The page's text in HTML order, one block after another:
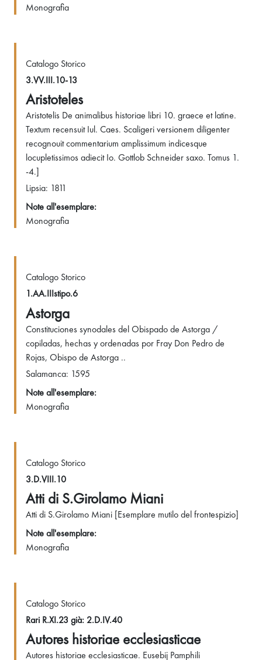
Monografia
Catalogo Storico
3.VV.III.10-13
Aristoteles
Aristotelis De animalibus historiae libri 10. graece et latine.
Textum recensuit Iul. Caes. Scaligeri versionem diligenter
recognouit commentarium amplissimum indicesque
locupletissimos adiecit Io. Gottlob Schneider saxo. Tomus 1.
-4.]
Lipsia: 1811
Note all'esemplare:
Monografia
Catalogo Storico
1.AA.IIIstipo.6
Astorga
Constituciones synodales del Obispado de Astorga /
copiladas, hechas y ordenadas por Fray Don Pedro de
Rojas, Obispo de Astorga ..
Salamanca: 1595
Note all'esemplare:
Monografia
Catalogo Storico
3.D.VIII.10
Atti di S.Girolamo Miani
Atti di S.Girolamo Miani [Esemplare mutilo del frontespizio]
Note all'esemplare:
Monografia
Catalogo Storico
Rari R.XI.23 già: 2.D.IV.40
Autores historiae ecclesiasticae
Autores historiae ecclesiasticae. Eusebij Pamphili